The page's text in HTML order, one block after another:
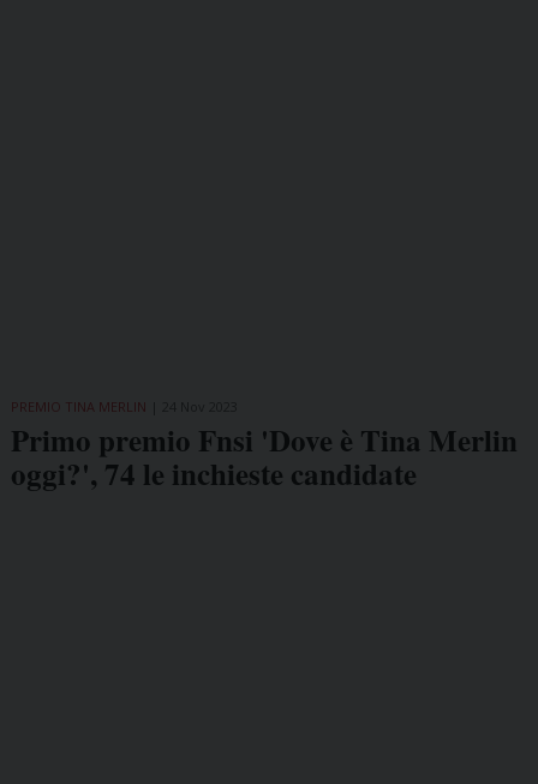
PREMIO TINA MERLIN
Primo premio Fnsi 'Dove è Tina Merlin
oggi?', 74 le inchieste candidate